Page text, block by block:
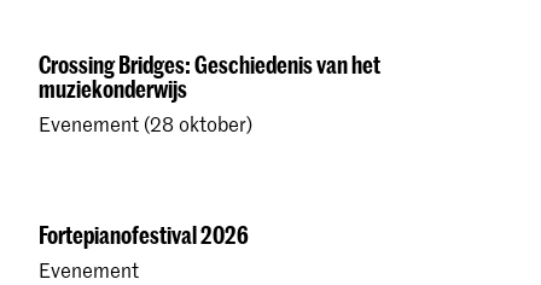
Crossing Bridges: Geschiedenis van het
muziekonderwijs
Evenement (28 oktober)
Fortepianofestival 2026
Evenement